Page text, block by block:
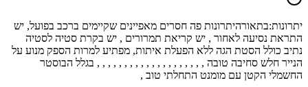
יתרונות:בתאורהיתרונות פה חסרים מאפיינים שקיימים ברכב בפועל, יש
התראת נסיעה לאחור , יש קריאת תמרורים , יש בקרת סטיה לסטיה
נתיב כולל הסטת הגה ללא הפעלת איתות, מפתיע למרות הספק מנוע על
הנייר חלש סחיבה טובה , , , , , , , , , , , , , , , , , , , , בגלל הבוסטר
החשמלי הקטן עם מומנט התחלתי טוב ,